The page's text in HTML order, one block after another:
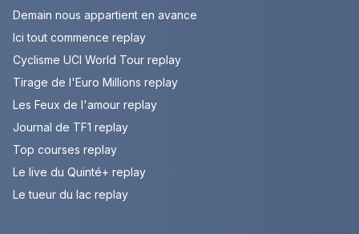
Demain nous appartient en avance
Ici tout commence replay
Cyclisme UCI World Tour replay
Tirage de l'Euro Millions replay
Les Feux de l'amour replay
Journal de TF1 replay
Top courses replay
Le live du Quinté+ replay
Le tueur du lac replay